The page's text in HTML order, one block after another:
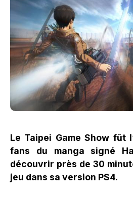
Le Taipei Game Show fût
fans du manga signé
découvrir près de 30
jeu dans sa version PS4.